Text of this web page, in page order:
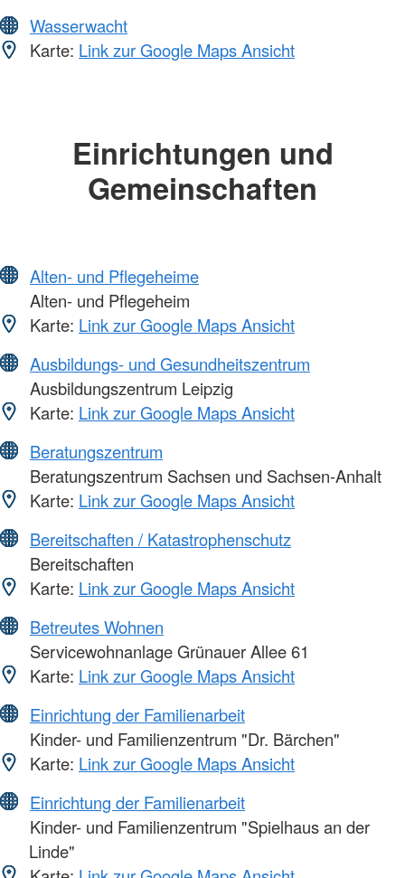
Wasserwacht
Karte: Link zur Google Maps Ansicht
Einrichtungen und
Gemeinschaften
Alten- und Pflegeheime
Alten- und Pflegeheim
Karte: Link zur Google Maps Ansicht
Ausbildungs- und Gesundheitszentrum
Ausbildungszentrum Leipzig
Karte: Link zur Google Maps Ansicht
Beratungszentrum
Beratungszentrum Sachsen und Sachsen-Anhalt
Karte: Link zur Google Maps Ansicht
Bereitschaften / Katastrophenschutz
Bereitschaften
Karte: Link zur Google Maps Ansicht
Betreutes Wohnen
Servicewohnanlage Grünauer Allee 61
Karte: Link zur Google Maps Ansicht
Einrichtung der Familienarbeit
Kinder- und Familienzentrum "Dr. Bärchen"
Karte: Link zur Google Maps Ansicht
Einrichtung der Familienarbeit
Kinder- und Familienzentrum "Spielhaus an der
Linde"